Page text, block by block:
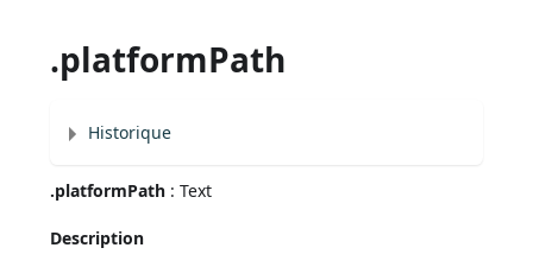
.platformPath
Historique
.platformPath : Text
Description